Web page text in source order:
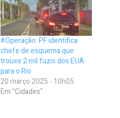
#Operação: PF identifica
chefe de esquema que
trouxe 2 mil fuzis dos EUA
para o Rio
20 março 2025 - 10h05
Em "Cidades"